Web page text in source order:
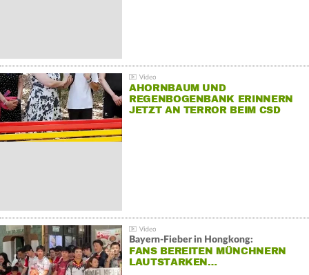
AHORNBAUM UND
REGENBOGENBANK ERINNERN
JETZT AN TERROR BEIM CSD
Bayern-Fieber in Hongkong:
FANS BEREITEN MÜNCHNERN
LAUTSTARKEN…